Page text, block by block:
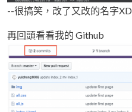
--很搞笑，改了又改的名字XD
再回頭看看我的 Github